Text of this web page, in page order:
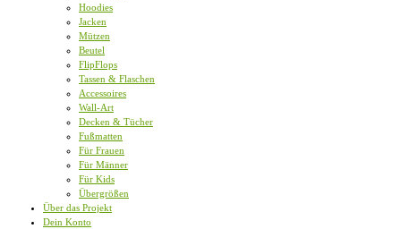
Hoodies
Jacken
Mützen
Beutel
FlipFlops
Tassen & Flaschen
Accessoires
Wall-Art
Decken & Tücher
Fußmatten
Für Frauen
Für Männer
Für Kids
Übergrößen
Über das Projekt
Dein Konto